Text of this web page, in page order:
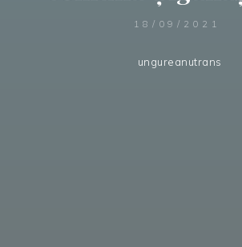
18/09/2021
ungureanutrans